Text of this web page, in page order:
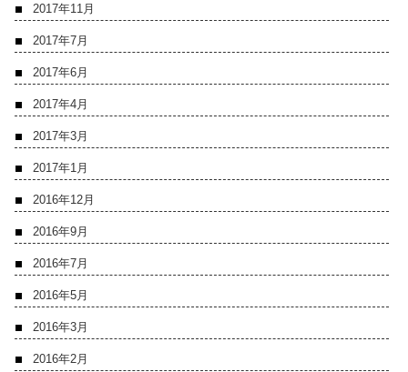
2017年11月
2017年7月
2017年6月
2017年4月
2017年3月
2017年1月
2016年12月
2016年9月
2016年7月
2016年5月
2016年3月
2016年2月